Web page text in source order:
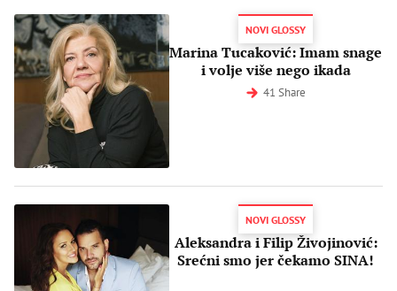
NOVI GLOSSY
Marina Tucaković: Imam snage
i volje više nego ikada
41 Share
NOVI GLOSSY
Aleksandra i Filip Živojinović:
Srećni smo jer čekamo SINA!